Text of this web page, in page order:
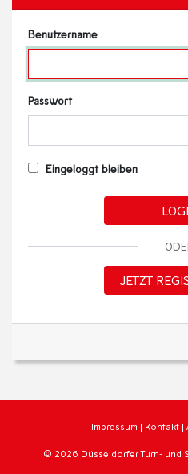
Benutzername
Passwort
Eingeloggt bleiben
JETZT
Impressum | Kontakt |
© 2026 Düsseldorfer Turn- und